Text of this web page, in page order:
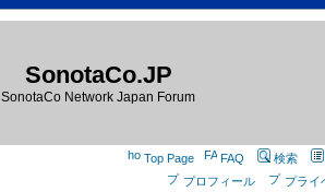
SonotaCo.JP
SonotaCo Network Japan Forum
Top Page FAQ
検索
プロフィール
プライ